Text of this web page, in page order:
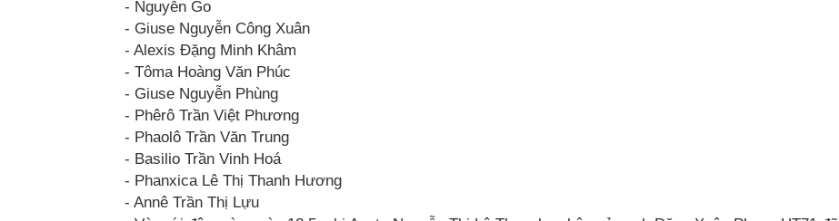
- Nguyễn Go
- Giuse Nguyễn Công Xuân
- Alexis Đặng Minh Khâm
- Tôma Hoàng Văn Phúc
- Giuse Nguyễn Phùng
- Phêrô Trần Việt Phương
- Phaolô Trần Văn Trung
- Basilio Trần Vinh Hoá
- Phanxica Lê Thị Thanh Hương
- Annê Trần Thị Lựu